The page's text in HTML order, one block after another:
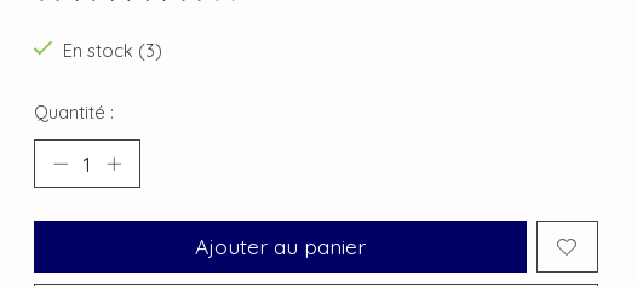
En stock (3)
Quantité :
Ajouter au panier